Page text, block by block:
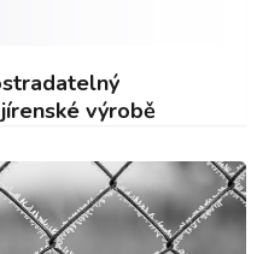
výrobě